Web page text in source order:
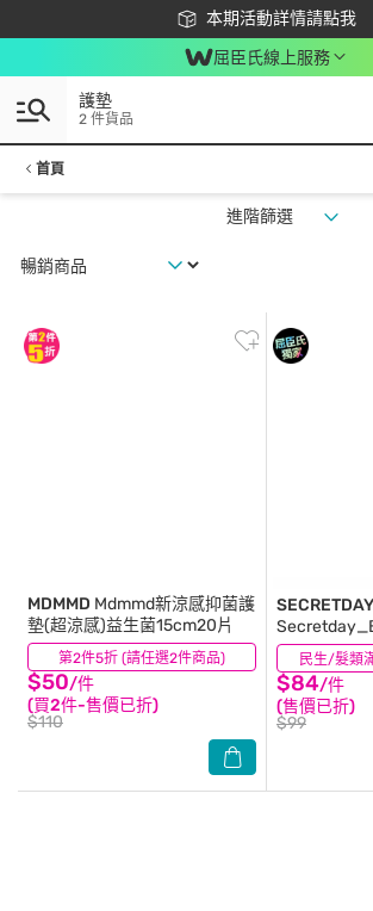
本期活動詳情請點我
下載app最高回饋$350
屈臣氏線上服務
護墊
2 件貨品
首頁
進階篩選
第2件5折 (請任選2件商品)
MDMMD Mdmmd新涼感抑菌護
墊(超涼感)益生菌15cm20片
$50/件
(買2件-售價已折)
$110
(2) 民生/髮類
SECRETDAY
墊18cm20
$84/件
(售價已折)
$99